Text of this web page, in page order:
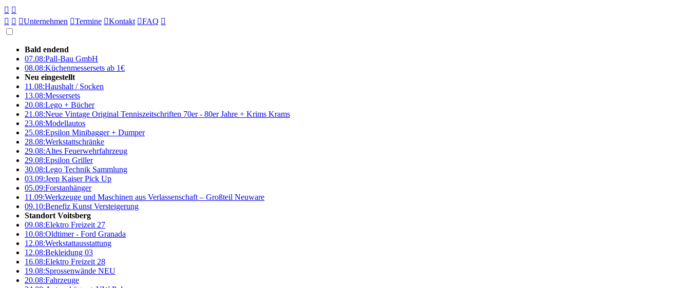
 
  Unternehmen Termine Kontakt FAQ 
Bald endend
07.08:Pall-Bau GmbH
08.08:Küchenmessersets ab 1€
Neu eingestellt
11.08:Haushalt / Socken
13.08:Messersets
20.08:Lego + Bücher
21.08:Neue Vintage Original Tenniszeitschriften 70er - 80er Jahre + Krims Krams
23.08:Modellautos
25.08:Epsilon Minibagger + Dumper
28.08:Werkstattschränke
29.08:Altes Feuerwehrfahrzeug
29.08:Epsilon Griller
30.08:Lego Technik Sammlung
03.09:Jeep Kaiser Pick Up
05.09:Forstanhänger
11.09:Werkzeuge und Maschinen aus Verlassenschaft – Großteil Neuware
09.10:Benefiz Kunst Versteigerung
Standort Voitsberg
09.08:Elektro Freizeit 27
10.08:Oldtimer - Ford Granada
12.08:Werkstattausstattung
12.08:Bekleidung 03
16.08:Elektro Freizeit 28
19.08:Sprossenwände NEU
20.08:Fahrzeuge